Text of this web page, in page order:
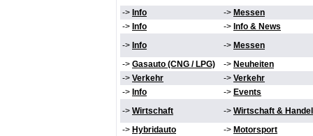
-> Info -> Messen
-> Info -> Info & News
-> Info -> Messen
-> Gasauto (CNG / LPG) -> Neuheiten
-> Verkehr -> Verkehr
-> Info -> Events
-> Wirtschaft -> Wirtschaft & Handel
-> Hybridauto -> Motorsport